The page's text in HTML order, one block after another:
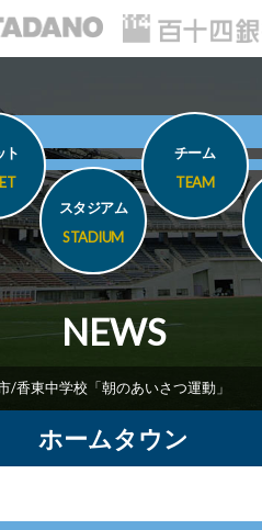
ト
スタジアム
STADIUM
チーム
TEAM
NEWS
/香東中学校「朝のあいさつ運動」
ホームタウン